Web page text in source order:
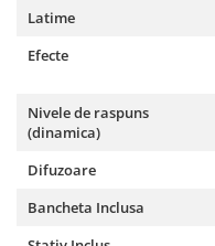
Latime
Efecte
Nivele de raspuns
(dinamica)
Difuzoare
Bancheta Inclusa